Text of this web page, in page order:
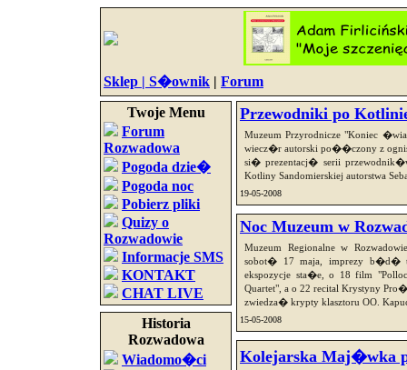
Sklep | S�ownik | Forum
Twoje Menu
Forum
Rozwadowa
Pogoda dzie�
Pogoda noc
Pobierz pliki
Quizy o
Rozwadowie
Informacje SMS
KONTAKT
CHAT LIVE
Historia
Rozwadowa
Wiadomo�ci
Przewodniki po
Muzeum Przyrodnicze "Koniec
wiecz�r autorski po��czony z
si� prezentacj� serii
Kotliny Sandomierskiej autorstwa
19-05-2008
Noc Muzeum w
Muzeum Regionalne w
sobot� 17 maja, imprezy
ekspozycje sta�e, o 18 film
Quartet", a o 22 recital Krystyny
zwiedza� krypty klasztoru OO.
15-05-2008
Kolejarska Maj�wka